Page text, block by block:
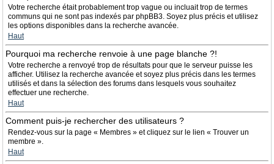
Votre recherche était probablement trop vague ou incluait trop de termes
communs qui ne sont pas indexés par phpBB3. Soyez plus précis et utilisez
les options disponibles dans la recherche avancée.
Haut
Pourquoi ma recherche renvoie à une page blanche ?!
Votre recherche a renvoyé trop de résultats pour que le serveur puisse les
afficher. Utilisez la recherche avancée et soyez plus précis dans les termes
utilisés et dans la sélection des forums dans lesquels vous souhaitez
effectuer une recherche.
Haut
Comment puis-je rechercher des utilisateurs ?
Rendez-vous sur la page « Membres » et cliquez sur le lien « Trouver un
membre ».
Haut